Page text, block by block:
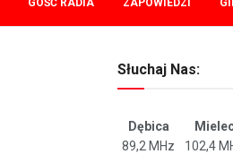
GOŚĆ RADIA ZAPOWIEDZI
Słuchaj Nas:
Dębica
89,2 MHz
102,4